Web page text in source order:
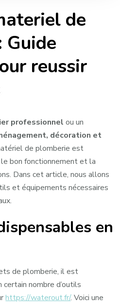
de
Guide
reussir
professionnel ou un
décoration et
de plomberie est
bon fonctionnement et la
Dans cet article, nous allons
et équipements nécessaires
en
de plomberie, il est
certain nombre d’outils
https://waterout.fr/. Voici une